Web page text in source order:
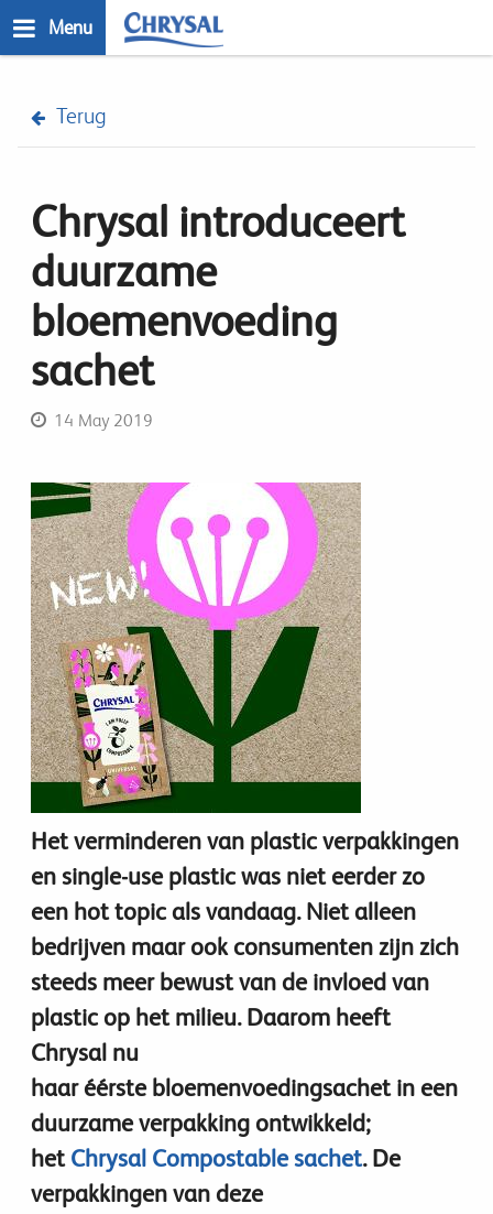
to
Menu
Terug
Chrysal introduceert
duurzame
bloemenvoeding
sachet
14 May 2019
Het verminderen van plastic verpakkingen
en single-use plastic was niet eerder zo
een hot topic als vandaag. Niet alleen
bedrijven maar ook consumenten zijn zich
steeds meer bewust van de invloed van
plastic op het milieu. Daarom heeft
Chrysal nu
haar éérste bloemenvoedingsachet in een
duurzame verpakking ontwikkeld;
het Chrysal Compostable sachet. De
verpakkingen van deze